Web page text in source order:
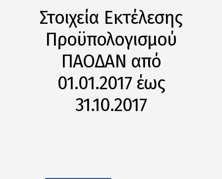
Στοιχεία Εκτέλεσης
Προϋπολογισμού
ΠΑΟΔΑΝ από
01.01.2017 έως
31.10.2017